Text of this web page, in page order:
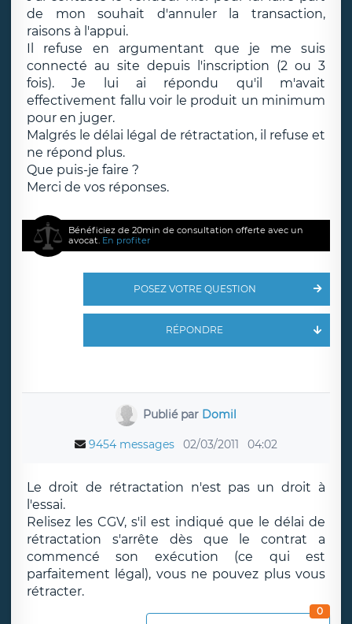
de mon souhait d'annuler la transaction,
raisons à l'appui.
Il refuse en argumentant que je me suis
connecté au site depuis l'inscription (2 ou 3
fois). Je lui ai répondu qu'il m'avait
effectivement fallu voir le produit un minimum
pour en juger.
Malgrés le délai légal de rétractation, il refuse et
ne répond plus.
Que puis-je faire ?
Merci de vos réponses.
Bénéficiez de 20min de consultation offerte avec un
avocat. En profiter
POSEZ VOTRE QUESTION
RÉPONDRE
Publié par Domil
9454 messages 02/03/2011 04:02
Le droit de rétractation n'est pas un droit à
l'essai.
Relisez les CGV, s'il est indiqué que le délai de
rétractation s'arrête dès que le contrat a
commencé son exécution (ce qui est
parfaitement légal), vous ne pouvez plus vous
rétracter.
0